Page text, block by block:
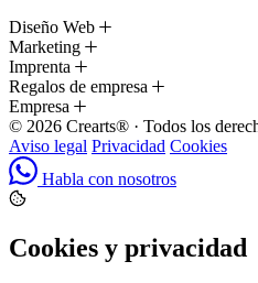
Diseño Web
Marketing
Imprenta
Regalos de empresa
Empresa
© 2026 Crearts® · Todos los
Aviso legal Privacidad Cookies
Habla con nosotros
Cookies y privacidad